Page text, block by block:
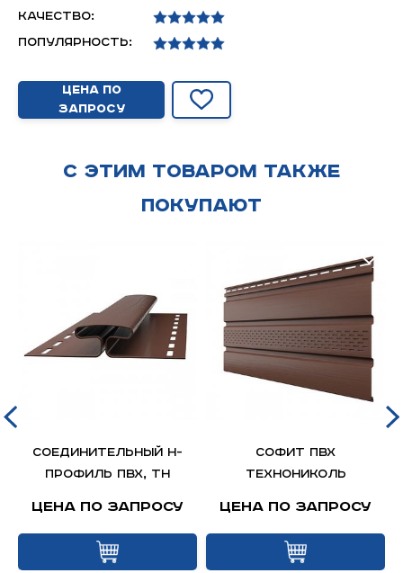
Качество:
Популярность:
Цена по
запросу
С этим товаром также
покупают
Соединительный Н-
профиль ПВХ, ТН
Цена по запросу
Софит ПВХ
Технониколь
Цена по запросу